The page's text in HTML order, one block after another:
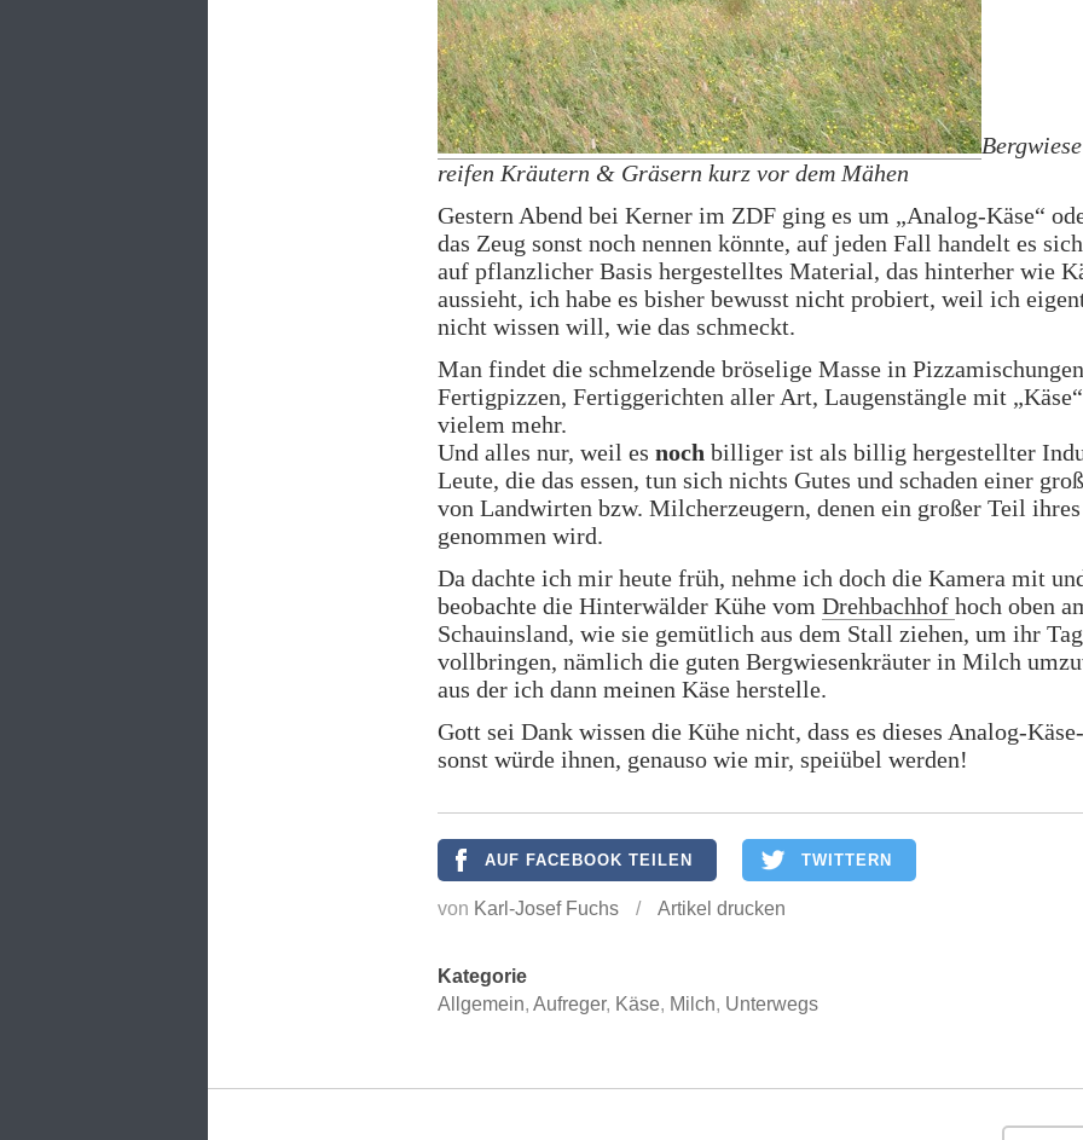
reifen Kräutern & Gräsern kurz vor dem Mähen
Gestern Abend bei Kerner im ZDF ging es um „Analog-Käse“
das Zeug sonst noch nennen könnte, auf jeden Fall handelt es
auf pflanzlicher Basis hergestelltes Material, das hinterher wie
aussieht, ich habe es bisher bewusst nicht probiert, weil ich
nicht wissen will, wie das schmeckt.
Man findet die schmelzende bröselige Masse in
Fertigpizzen, Fertiggerichten aller Art, Laugenstängle mit
vielem mehr.
Und alles nur, weil es noch billiger ist als billig hergestellter
Leute, die das essen, tun sich nichts Gutes und schaden einer
von Landwirten bzw. Milcherzeugern, denen ein großer Teil ihres
genommen wird.
Da dachte ich mir heute früh, nehme ich doch die Kamera mit
beobachte die Hinterwälder Kühe vom Drehbachhof hoch oben
Schauinsland, wie sie gemütlich aus dem Stall ziehen, um ihr
vollbringen, nämlich die guten Bergwiesenkräuter in Milch
aus der ich dann meinen Käse herstelle.
Gott sei Dank wissen die Kühe nicht, dass es dieses Analog-
sonst würde ihnen, genauso wie mir, speiübel werden!
AUF FACEBOOK TEILEN TWITTERN
von Karl-Josef Fuchs / Artikel drucken
Kategorie
Allgemein, Aufreger, Käse, Milch, Unterwegs